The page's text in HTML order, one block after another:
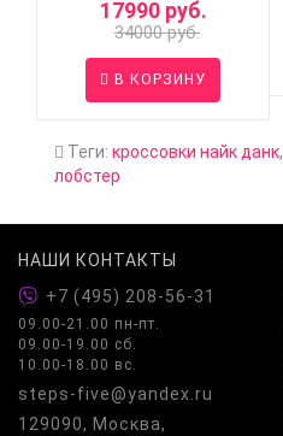
17990 руб.
34000 руб.
В КОРЗИНУ
Теги: кроссовки найк данк,
лобстер
НАШИ КОНТАКТЫ
+7 (495) 208-56-31
09.00-21.00 пн-пт.
09.00-19.00 сб.
10.00-18.00 вс.
steps-five@yandex.ru
129090, Москва,